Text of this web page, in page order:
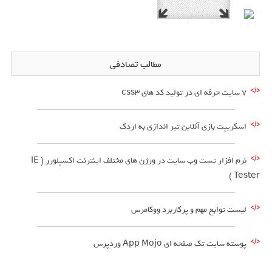
مطالب تصادفی
7 سایت حرفه ای در تولید کد های css3
اسکریپت بازی آنلاین تیر اندازی به اردک
نرم افزار تست وب سایت در ورژن های مختلف اینترنت اکسپلورر ( IE
Tester )
لیست توابع مهم و پرکاربرد ووکامرس
پوسته سایت تک صفحه ای App Mojo وردپرس